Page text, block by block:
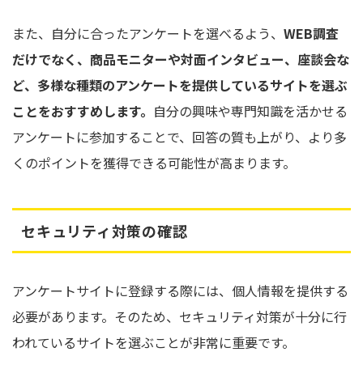
また、自分に合ったアンケートを選べるよう、 WEB調査
だけでなく、商品モニターや対面インタビュー、座談会な
ど、多様な種類のアンケートを提供しているサイトを選ぶ
ことをおすすめします。 自分の興味や専門知識を活かせる
アンケートに参加することで、回答の質も上がり、より多
くのポイントを獲得できる可能性が高まります。
セキュリティ対策の確認
アンケートサイトに登録する際には、個人情報を提供する
必要があります。そのため、セキュリティ対策が十分に行
われているサイトを選ぶことが非常に重要です。